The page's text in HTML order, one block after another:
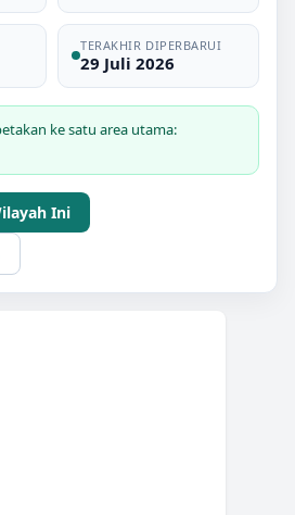
TERAKHIR DIPERBARUI
29 Juli 2026
ke satu area utama:
Ini